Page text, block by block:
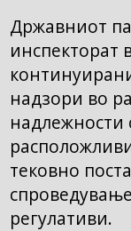
Државниот
инспекторат
надзори во
надлежности
тековно
регулативи.